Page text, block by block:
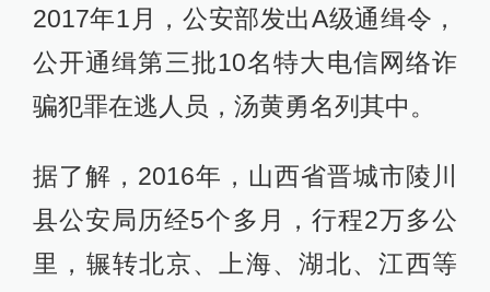
2017年1月，公安部发出A级通缉令，
公开通缉第三批10名特大电信网络诈
骗犯罪在逃人员，汤黄勇名列其中。
据了解，2016年，山西省晋城市陵川
县公安局历经5个多月，行程2万多公
里，辗转北京、上海、湖北、江西等